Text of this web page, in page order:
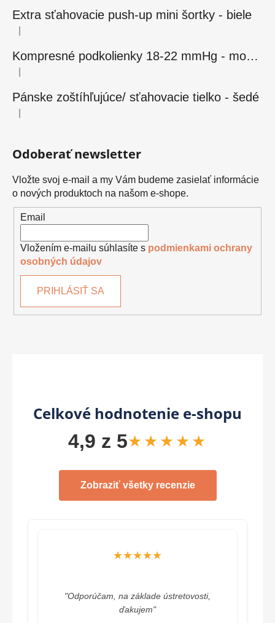
Extra sťahovacie push-up mini šortky - biele
Hodnotenie produktu je 5 z 5 hviezdičiek.
Kompresné podkolienky 18-22 mmHg - modré
Hodnotenie produktu je 5 z 5 hviezdičiek.
Pánske zoštíhľujúce/ sťahovacie tielko - šedé
Hodnotenie produktu je 5 z 5 hviezdičiek.
Odoberať newsletter
Vložte svoj e-mail a my Vám budeme zasielať informácie
o nových produktoch na našom e-shope.
Email
Vložením e-mailu súhlasíte s podmienkami ochrany
osobných údajov
PRIHLÁSIŤ SA
Celkové hodnotenie e-shopu
4,9 z 5★★★★★
Zobraziť všetky recenzie
★★★★★
"Odporúčam, na základe ústretovosti,
ďakujem"